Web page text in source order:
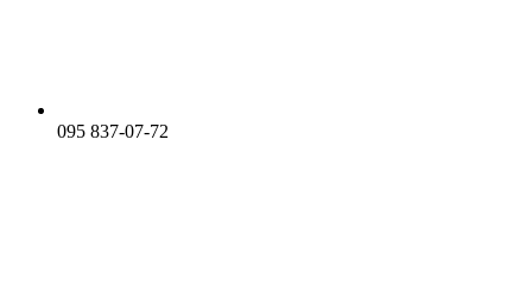
095 837-07-72